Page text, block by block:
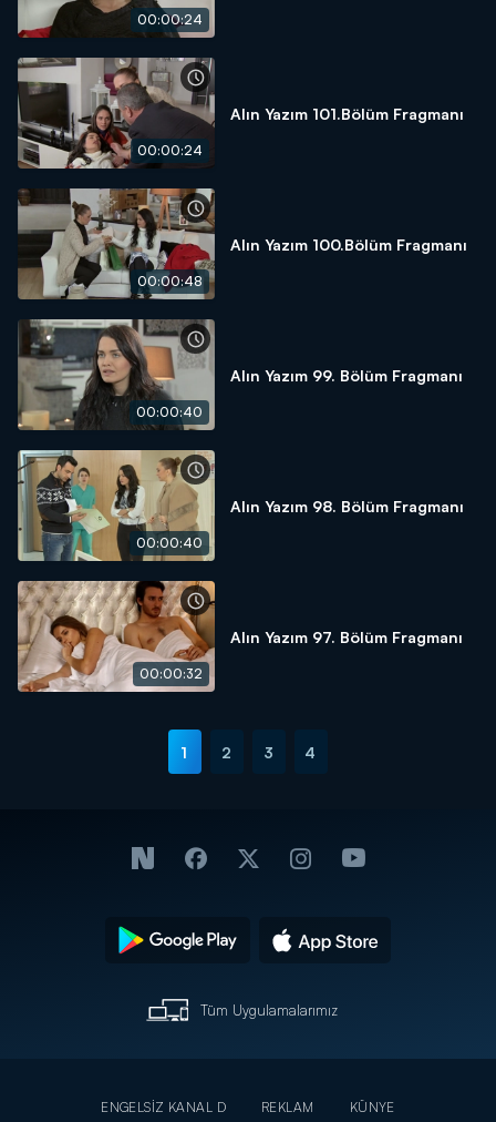
00:00:24
00:00:24
Alın Yazım 101.Bölüm Fragmanı
00:00:48
Alın Yazım 100.Bölüm Fragmanı
00:00:40
Alın Yazım 99. Bölüm Fragmanı
00:00:40
Alın Yazım 98. Bölüm Fragmanı
00:00:32
Alın Yazım 97. Bölüm Fragmanı
1 2 3 4
Tüm Uygulamalarımız
ENGELSİZ KANAL D REKLAM KÜNYE